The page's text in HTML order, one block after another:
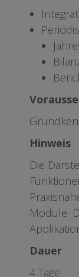
Hinweis
Die
Module.
Dauer
4 Tage